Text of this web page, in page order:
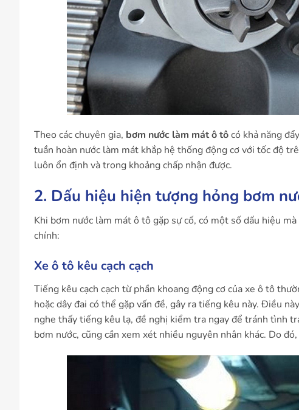
Theo các chuyên gia, bơm nước làm mát ô tôcó khả năng
tuần hoàn nước làm mát khắp hệ thống động cơ với tốc độ
luôn ổn định và trong khoảng chấp nhận được.
2. Dấu hiệu hiện tượng hỏng bơm
Khi bơm nước làm mát ô tô gặp sự cố, có một số dấu hiệu
chính:
Xe ô tô kêu cạch cạch
Tiếng kêu cạch cạch từ phần khoang động cơ của xe ô tô
hoặc dây đai có thể gặp vấn đề, gây ra tiếng kêu này. Điều
nghe thấy tiếng kêu lạ, đề nghị kiểm tra ngay để tránh tình
bơm nước, cũng cần xem xét nhiều nguyên nhân khác. Do